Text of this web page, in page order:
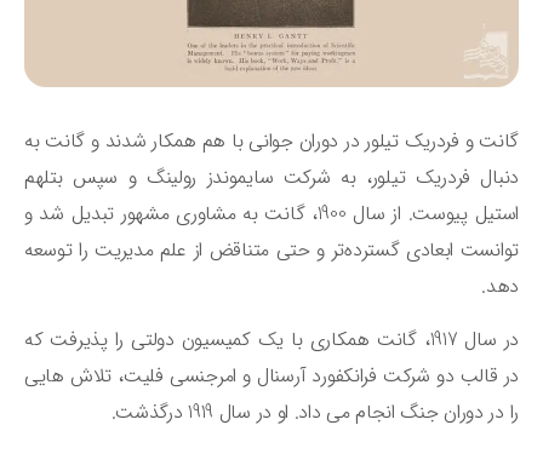
و فردریک تیلور در دوران جوانی با هم همکار شدند و گانت به
فردریک تیلور، به شرکت سایموندز رولینگ و سپس بتلهم
استیل پیوست. از سال 1900، گانت به مشاوری مشهور تبدیل شد و
ابعادی گسترده‌تر و حتی متناقض از علم مدیریت را توسعه
در سال 1917، گانت همکاری با یک کمیسیون دولتی را پذیرفت که
قالب دو شرکت فرانکفورد آرسنال و امرجنسی فلیت، تلاش‌ هایی
در دوران جنگ انجام می‌ داد. او در سال 1919 درگذشت.